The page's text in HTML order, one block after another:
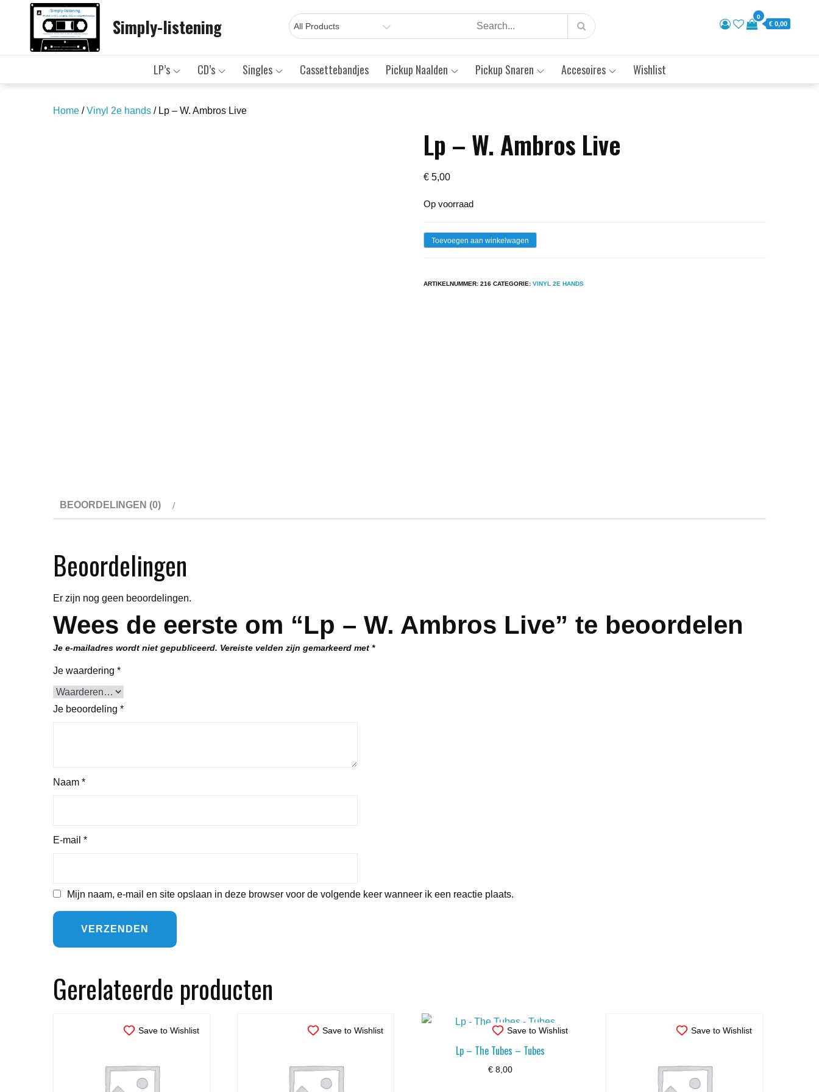
Simply-listening 0
€ 0,00
LP’s CD’s Singles Cassettebandjes Pickup Naalden Pickup Snaren Accesoires Wishlist
Home /Vinyl 2e hands / Lp – W. Ambros Live
Lp – W. Ambros Live
€ 5,00
Op voorraad
LpToevoegen aan winkelwagen
ARTIKELNUMMER:216 CATEGORIE:VINYL 2E HANDS
BEOORDELINGEN (0)
Beoordelingen
Er zijn nog geen beoordelingen.
Wees de eerste om “Lp – W. Ambros Live” te beoordelen
Je e-mailadres wordt niet gepubliceerd. Vereiste velden zijn gemarkeerd met *
Je waardering *
Je beoordeling *
Naam *
E-mail *
Mijn naam, e-mail en site opslaan in deze browser voor de volgende keer wanneer ik een reactie plaats.
Gerelateerde producten
Save to Wishlist Save to Wishlist Save to Wishlist
Lp – The Tubes – Tubes
€8,00
Save to Wishlist